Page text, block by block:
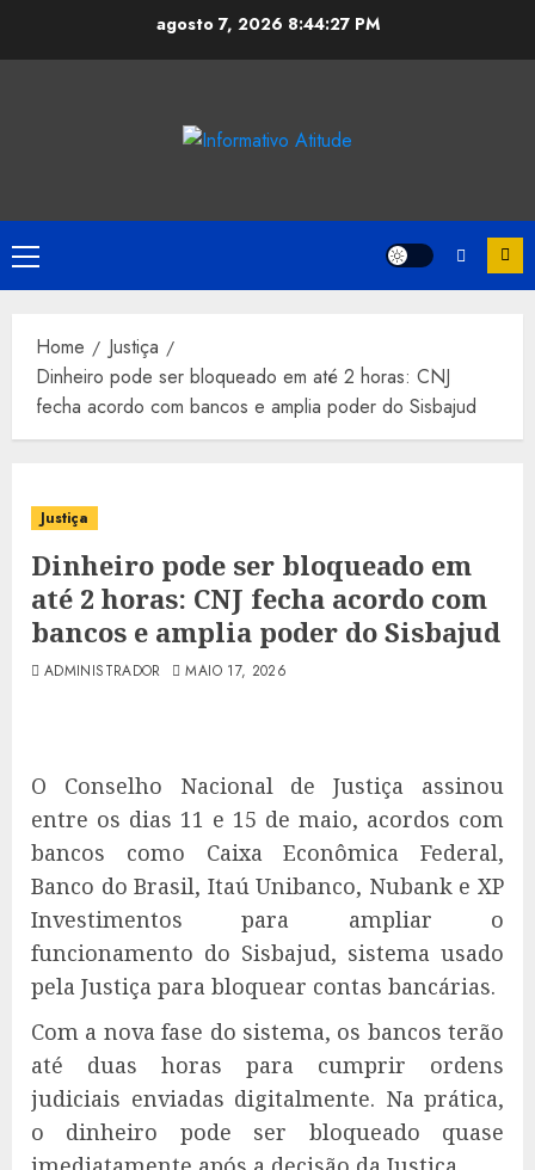
agosto 7, 2026 8:44:28 PM
Primary
Menu
Home
Justiça
Dinheiro pode ser bloqueado em até 2 horas: CNJ
fecha acordo com bancos e amplia poder do Sisbajud
Justiça
Dinheiro pode ser bloqueado em
até 2 horas: CNJ fecha acordo com
bancos e amplia poder do Sisbajud
ADMINISTRADOR MAIO 17, 2026
O Conselho Nacional de Justiça assinou
entre os dias 11 e 15 de maio, acordos com
bancos como Caixa Econômica Federal,
Banco do Brasil, Itaú Unibanco, Nubank e XP
Investimentos para ampliar o
funcionamento do Sisbajud, sistema usado
pela Justiça para bloquear contas bancárias.
Com a nova fase do sistema, os bancos terão
até duas horas para cumprir ordens
judiciais enviadas digitalmente. Na prática,
o dinheiro pode ser bloqueado quase